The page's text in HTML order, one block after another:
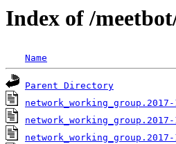
Index of /
Name
Parent Directory